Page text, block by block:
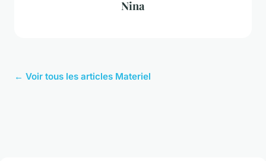
Nina
← Voir tous les articles Materiel